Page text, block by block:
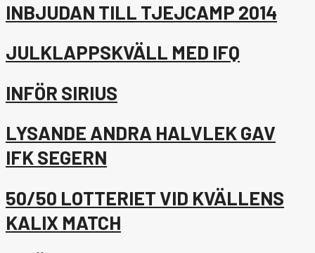
INBJUDAN TILL TJEJCAMP 2014
JULKLAPPSKVÄLL MED IFQ
INFÖR SIRIUS
LYSANDE ANDRA HALVLEK GAV
IFK SEGERN
50/50 LOTTERIET VID KVÄLLENS
KALIX MATCH